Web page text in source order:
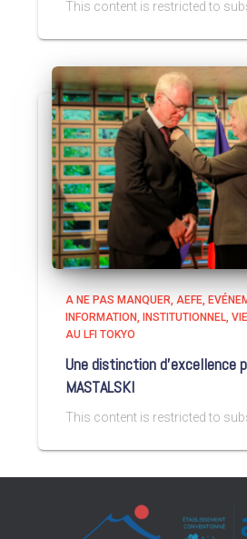
This content is restricted to
A NE PAS MANQUER AEFE
INFORMATION
INSTITUTIONNEL
AU LFI TOKYO
Une distinction d’excellence
MASTALSKI
This content is restricted to